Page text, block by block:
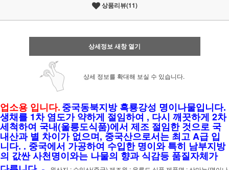
상품리뷰(11)
상세정보 새창 열기
상세 정보를 확대해 보실 수 있습니다.
업소용 입니다.중국동북지방 흑룡강성 명이나물입니다.
생채를 1차 염도가 약하게 절임하여 , 다시 깨끗하게 2차
세척하여 국내(울릉도식품)에서 제조 절임한 것으로 국
내산과 별 차이가 없으며, 중국산으로서는 최고 A급 입
니다. . 중국에서 가공하여 수입한 명이와 특히 남부지방
의 값싼 사천명이와는 나물의 향과 식감등 품질자체가